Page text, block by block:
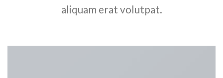
aliquam erat volutpat.